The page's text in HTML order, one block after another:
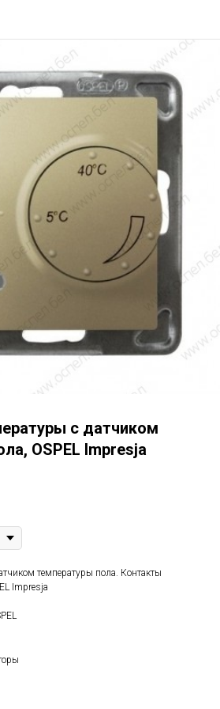
с датчиком
OSPEL Impresja
температуры пола. Контакты
Impresja